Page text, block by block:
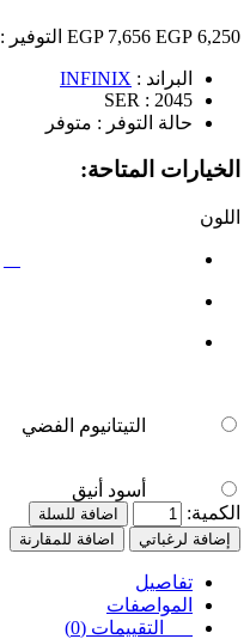
6,250 EGP
7,656 EGP التوفير :
البراند : INFINIX
SER : 2045
حالة التوفر : متوفر
الخيارات المتاحة:
اللون
التيتانيوم الفضي
أسود أنيق
الكمية:
اضافة للسلة
إضافة لرغباتي
اضافة للمقارنة
تفاصيل
المواصفات
التقييمات (0)